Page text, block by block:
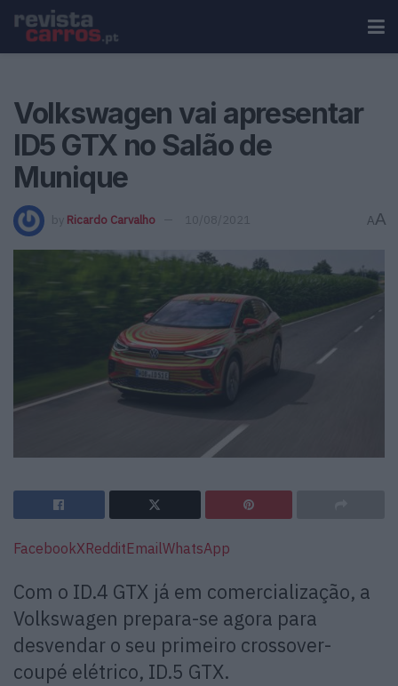
Volkswagen vai apresentar
ID5 GTX no Salão de
Munique
by Ricardo Carvalho 10/08/2021 AA
FacebookXRedditEmailWhatsApp
Com o ID.4 GTX já em comercialização, a
Volkswagen prepara-se agora para
desvendar o seu primeiro crossover-
coupé elétrico, ID.5 GTX.